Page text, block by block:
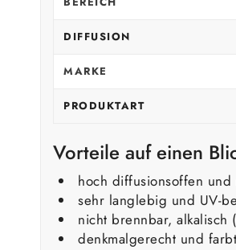
DIFFUSION
MARKE
PRODUKTART
Vorteile auf einen
hoch diffusionsoffen und
sehr langlebig und UV-
nicht brennbar, alkalisch
denkmalgerecht und